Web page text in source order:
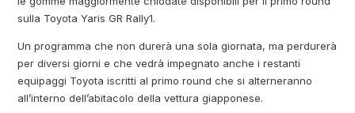
sulla Toyota Yaris GR Rally1.
Un programma che non durerà una sola giornata, ma perdurerà
per diversi giorni e che vedrà impegnato anche i restanti
equipaggi Toyota iscritti al primo round che si alterneranno
all’interno dell’abitacolo della vettura giapponese.